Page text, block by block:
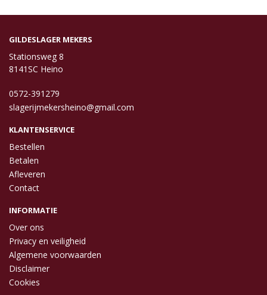
GILDESLAGER MEKERS
Stationsweg 8
8141SC Heino
0572-391279
slagerijmekersheino@gmail.com
KLANTENSERVICE
Bestellen
Betalen
Afleveren
Contact
INFORMATIE
Over ons
Privacy en veiligheid
Algemene voorwaarden
Disclaimer
Cookies